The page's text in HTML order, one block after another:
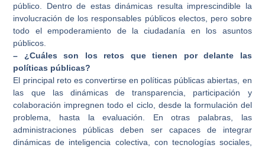
público. Dentro de estas dinámicas resulta imprescindible la
involucración de los responsables públicos electos, pero sobre
todo el empoderamiento de la ciudadanía en los asuntos
públicos.
– ¿Cuáles son los retos que tienen por delante las
políticas públicas?
El principal reto es convertirse en políticas públicas abiertas, en
las que las dinámicas de transparencia, participación y
colaboración impregnen todo el ciclo, desde la formulación del
problema, hasta la evaluación. En otras palabras, las
administraciones públicas deben ser capaces de integrar
dinámicas de inteligencia colectiva, con tecnologías sociales,